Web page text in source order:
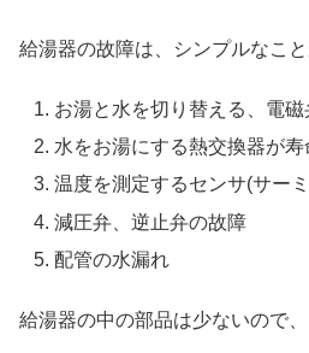
給湯器の故障は、シンプルなこと
お湯と水を切り替える、電磁
水をお湯にする熱交換器が
温度を測定するセンサ(サー
減圧弁、逆止弁の故障
配管の水漏れ
給湯器の中の部品は少ないので、